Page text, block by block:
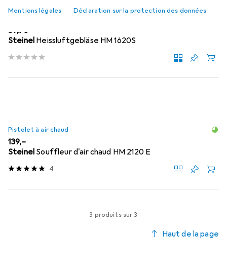
Mentions légales Déclaration sur la protection des données
EUR
59,90
Steinel Heissluftgebläse HM 1620S
Pistolet à air chaud
EUR
139,–
Steinel Souffleur d'air chaud HM 2120 E
4
3 produits sur 3
Haut de la page